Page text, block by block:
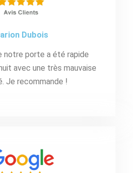
Dubois
notre porte a été rapide
avec une très mauvaise
Je recommande !